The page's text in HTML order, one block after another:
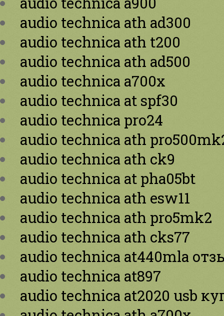
audio technica ath ad300
audio technica ath t200
audio technica ath ad500
audio technica a700x
audio technica at spf30
audio technica pro24
audio technica ath
audio technica ath ck9
audio technica at pha05bt
audio technica ath esw11
audio technica ath pro5mk2
audio technica ath cks77
audio technica at440mla
audio technica at897
audio technica at2020 usb